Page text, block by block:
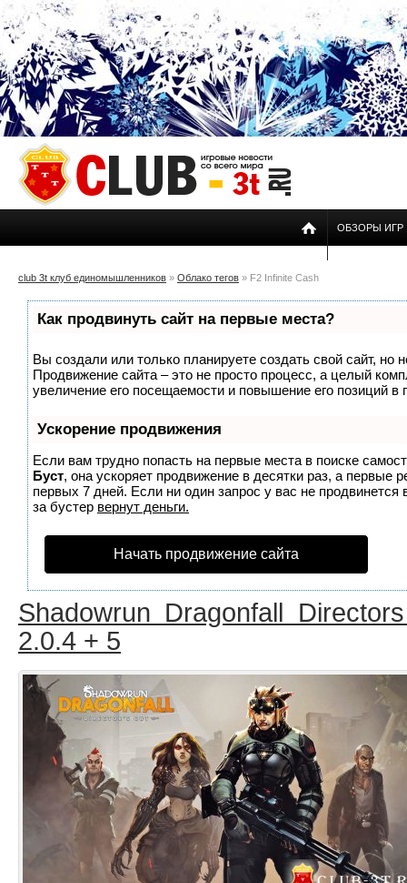
ОБЗОРЫ ИГР
club 3t клуб единомышленников » Облако тегов » F2 Infinite Cash
Как продвинуть сайт на первые места?
Вы создали или только планируете создать свой сайт, но
Продвижение сайта – это не просто процесс, а целый
увеличение его посещаемости и повышение его позиций в
Ускорение продвижения
Если вам трудно попасть на первые места в поиске
Буст, она ускоряет продвижение в десятки раз, а первые
первых 7 дней. Если ни один запрос у вас не продвинется
за бустер вернут деньги.
Начать продвижение сайта
Shadowrun Dragonfall
2.0.4 + 5